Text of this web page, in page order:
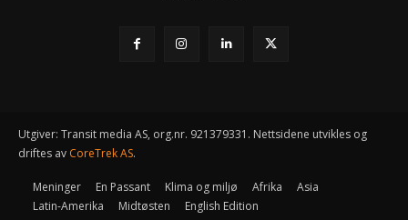
Utgiver: Transit media AS, org.nr. 921379331. Nettsidene utvikles og
driftes av CoreTrek AS.
Meninger En Passant Klima og miljø Afrika
Asia
Latin-Amerika
Midtøsten English Edition